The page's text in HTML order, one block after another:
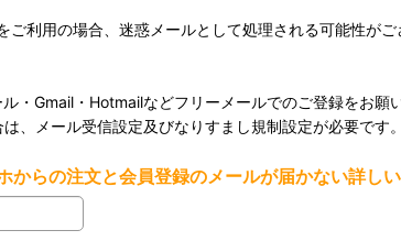
利用の場合、迷惑メールとして処理される可能性がご
・Gmail・Hotmailなどフリーメールでのご登録をお願い
メール受信設定及びなりすまし規制設定が必要です。
からの注文と会員登録のメールが届かない詳し